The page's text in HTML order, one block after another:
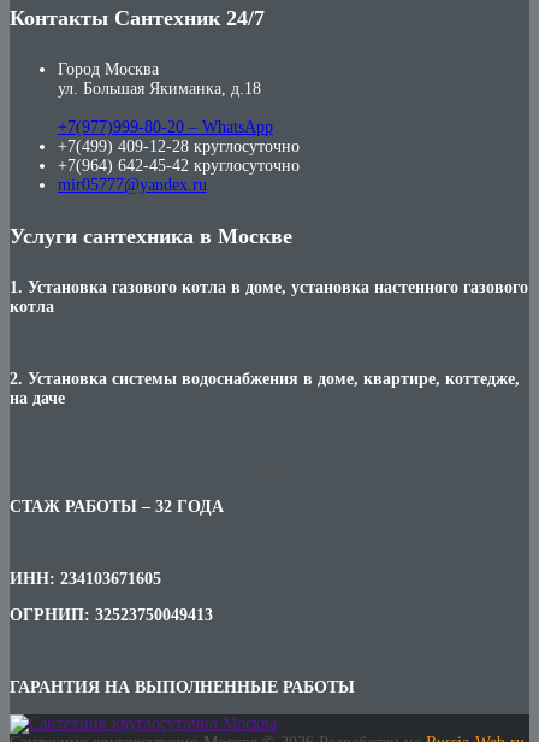
Контакты Сантехник 24/7
Город Москва
ул. Большая Якиманка, д.18
+7(977)999-80-20 – WhatsApp
+7(499) 409-12-28 круглосуточно
+7(964) 642-45-42 круглосуточно
mir05777@yandex.ru
Услуги сантехника в Москве
1. Установка газового котла в доме, установка настенного газового
котла
2. Установка системы водоснабжения в доме, квартире, коттедже,
на даче
СТАЖ РАБОТЫ – 32 ГОДА
ИНН: 234103671605
ОГРНИП: 32523750049413
ГАРАНТИЯ НА ВЫПОЛНЕННЫЕ РАБОТЫ